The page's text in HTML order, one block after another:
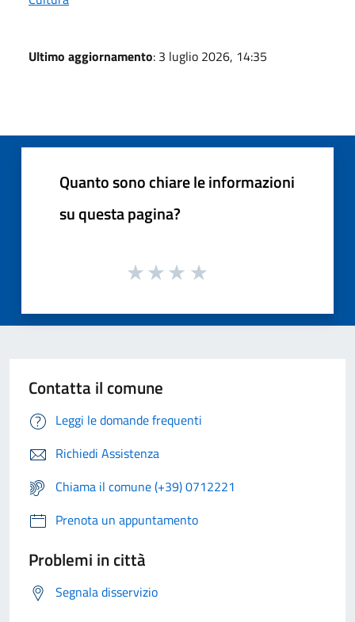
Ultimo aggiornamento: 3 luglio 2026, 14:35
Quanto sono chiare le informazioni
su questa pagina?
Contatta il comune
Leggi le domande frequenti
Richiedi Assistenza
Chiama il comune (+39) 0712221
Prenota un appuntamento
Problemi in città
Segnala disservizio